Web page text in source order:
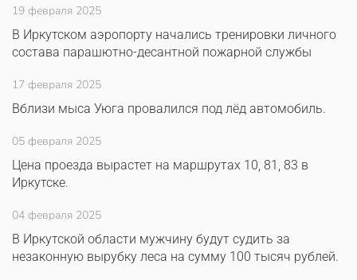
19 февраля 2025
В Иркутском аэропорту начались тренировки личного
состава парашютно-десантной пожарной службы
17 февраля 2025
Вблизи мыса Уюга провалился под лёд автомобиль.
05 февраля 2025
Цена проезда вырастет на маршрутах 10, 81, 83 в
Иркутске.
04 февраля 2025
В Иркутской области мужчину будут судить за
незаконную вырубку леса на сумму 100 тысяч рублей.